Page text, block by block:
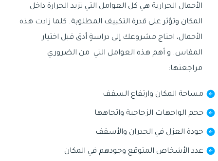
الأحمال الحرارية هي كل العوامل التي تزيد الحرارة داخل
المكان وتؤثر على قدرة التكييف المطلوبة. كلما زادت هذه
الأحمال، احتاج مشروعك إلى دراسةٍ أدق قبل اختيار
المقاس. و أهم هذه العوامل التي من الضروري
مراجعتها:
مساحة المكان وارتفاع السقف
حجم الواجهات الزجاجية واتجاهها
جودة العزل في الجدران والأسقف
عدد الأشخاص المتوقع وجودهم في المكان